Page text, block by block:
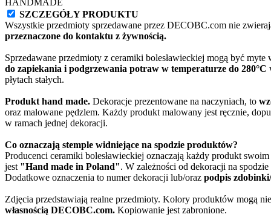
SZCZEGÓŁY PRODUKTU
Wszystkie przedmioty sprzedawane przez DECOBC.com nie
przeznaczone do kontaktu z żywnością.
Sprzedawane przedmioty z ceramiki bolesławieckiej mogą być
do zapiekania i podgrzewania potraw w temperaturze do 280°C
płytach stałych.
Produkt hand made. Dekoracje prezentowane na naczyniach, to
oraz malowane pędzlem. Każdy produkt malowany jest ręcznie,
w ramach jednej dekoracji.
Co oznaczają stemple widniejące na spodzie produktów?
Producenci ceramiki bolesławieckiej oznaczają każdy produkt swoim
jest "Hand made in Poland". W zależności od dekoracji na
Dodatkowe oznaczenia to numer dekoracji lub/oraz podpis
Zdjęcia przedstawiają realne przedmioty. Kolory produktów mogą
własnością DECOBC.com. Kopiowanie jest zabronione.